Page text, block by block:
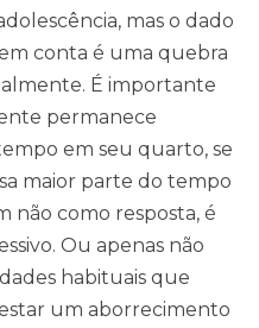
mas o dado
conta é uma quebra
É importante
permanece
em seu quarto, se
maior parte do tempo
não como resposta, é
Ou apenas não
habituais que
um aborrecimento